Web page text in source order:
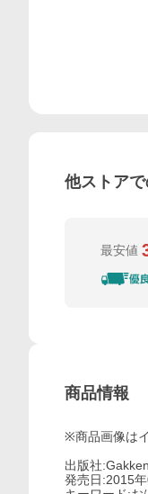
他ストア
最安値
商品情報
※商品画像は
出版社:Gakken
発売日:2015年